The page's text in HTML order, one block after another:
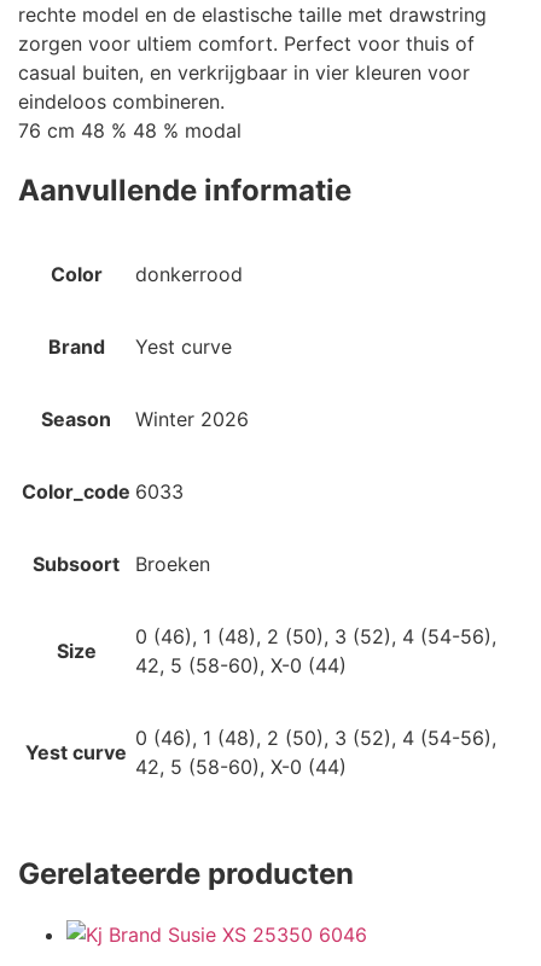
rechte model en de elastische taille met drawstring
zorgen voor ultiem comfort. Perfect voor thuis of
casual buiten, en verkrijgbaar in vier kleuren voor
eindeloos combineren.
76 cm 48 % 48 % modal
Aanvullende informatie
Color donkerrood
Brand Yest curve
Season Winter 2026
Color_code 6033
Subsoort Broeken
Size
0 (46), 1 (48), 2 (50), 3 (52), 4 (54-56),
42, 5 (58-60), X-0 (44)
Yest curve
0 (46), 1 (48), 2 (50), 3 (52), 4 (54-56),
42, 5 (58-60), X-0 (44)
Gerelateerde producten